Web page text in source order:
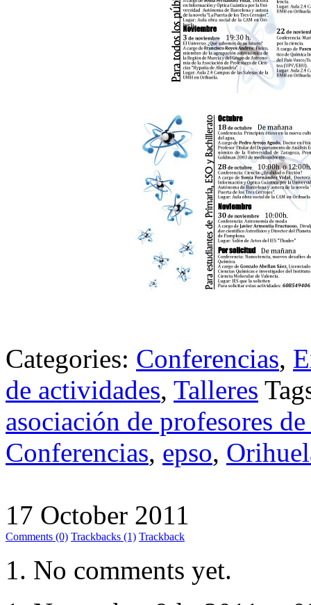
Categories: Conferencias,
de actividades, Talleres
asociación de profesores
Conferencias, epso,
17 October 2011
Comments (0) Trackbacks (1) Trackback
No comments yet.